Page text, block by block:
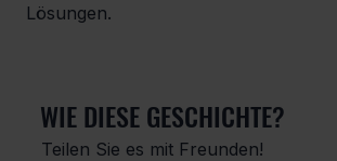
Lösungen.
WIE DIESE GESCHICHTE?
Teilen Sie es mit Freunden!